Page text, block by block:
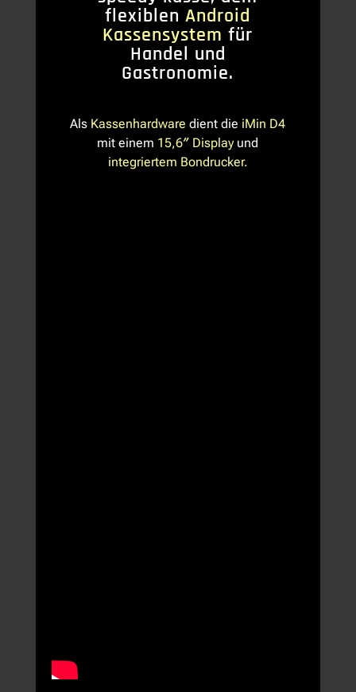
flexiblen Android
Kassensystem für
Handel und
Gastronomie.
Als Kassenhardware dient die iMin D4
mit einem 15,6″ Display und
integriertem Bondrucker.